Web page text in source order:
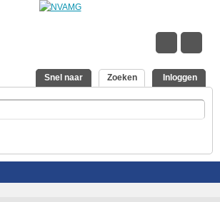
Snel naar Zoeken(actieve tabblad)
Inloggen